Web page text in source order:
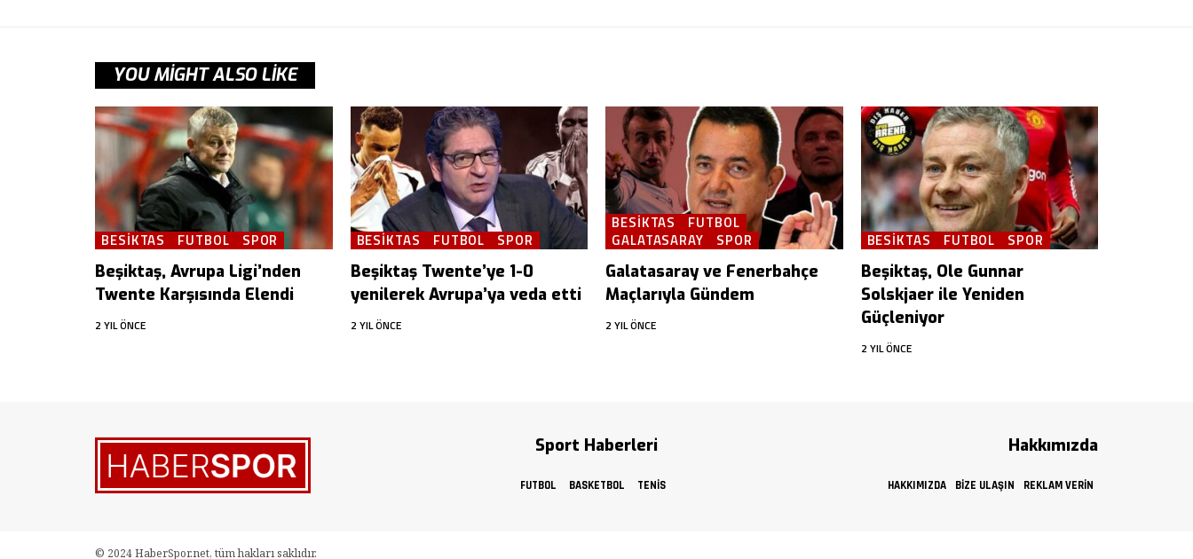
YOU MIGHT ALSO LIKE
BESIKTAS FUTBOL SPOR
Beşiktaş, Avrupa Ligi’nden
Twente Karşısında Elendi
2 YIL ÖNCE
BESIKTAS FUTBOL SPOR
Beşiktaş Twente’ye 1-0
yenilerek Avrupa’ya veda etti
2 YIL ÖNCE
BESIKTAS
FUTBOL
GALATASARAY
SPOR
Galatasaray ve Fenerbahçe
Maçlarıyla Gündem
2 YIL ÖNCE
BESIKTAS FUTBOL SPOR
Beşiktaş, Ole Gunnar
Solskjaer ile Yeniden
Güçleniyor
2 YIL ÖNCE
Sport Haberleri
FUTBOL BASKETBOL TENIS
Hakkımızda
HAKKIMIZDA BIZE ULAŞIN REKLAM VERIN
© 2024 HaberSpor.net, tüm hakları saklıdır.